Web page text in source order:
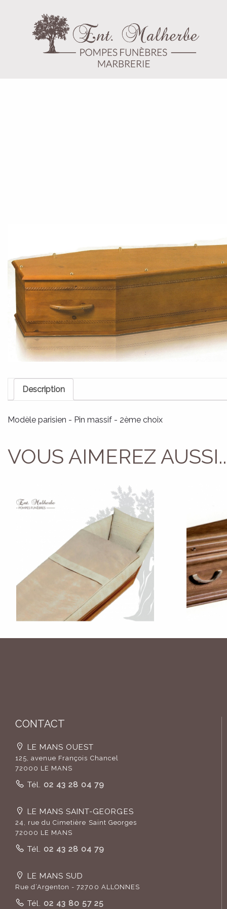
Description
Modèle parisien - Pin massif - 2ème choix
VOUS AIMEREZ
CONTACT
LE MANS OUEST
125, avenue François Chancel
72000 LE MANS
Tél. 02 43 28 04 79
LE MANS SAINT-GEORGES
24, rue du Cimetière Saint Georges
72000 LE MANS
Tél. 02 43 28 04 79
LE MANS SUD
Rue d’Argenton - 72700 ALLONNES
Tél. 02 43 80 57 25